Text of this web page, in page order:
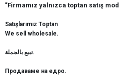
"Firmamız yalnızca toptan satış
Satışlarımız Toptan
We sell wholesale.
نبيع بالجملة.
Продаваме на едро.